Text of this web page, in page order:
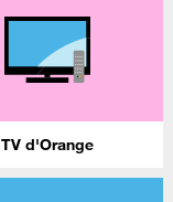
TV d'Orange